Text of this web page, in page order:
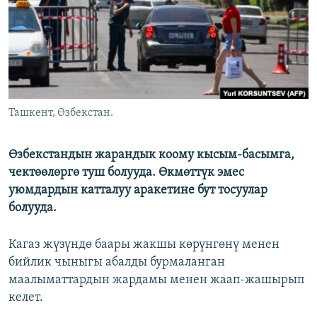
АЗАТТЫК+
ЫҢГАЙСЫЗ СУРООЛОР
ЭЕ/АРнун бардык сайттары
Ташкент, Өзбекстан.
Өзбекстандын жарандык коому кысым-басымга,
чектөөлөргө туш болууда. Өкмөттүк эмес
уюмдардын катталуу аракетине бут тосуулар
болууда.
Кагаз жүзүндө баары жакшы көрүнгөнү менен
бийлик чыныгы абалды бурмаланган
маалыматтардын жардамы менен жаап-жашырып
келет.